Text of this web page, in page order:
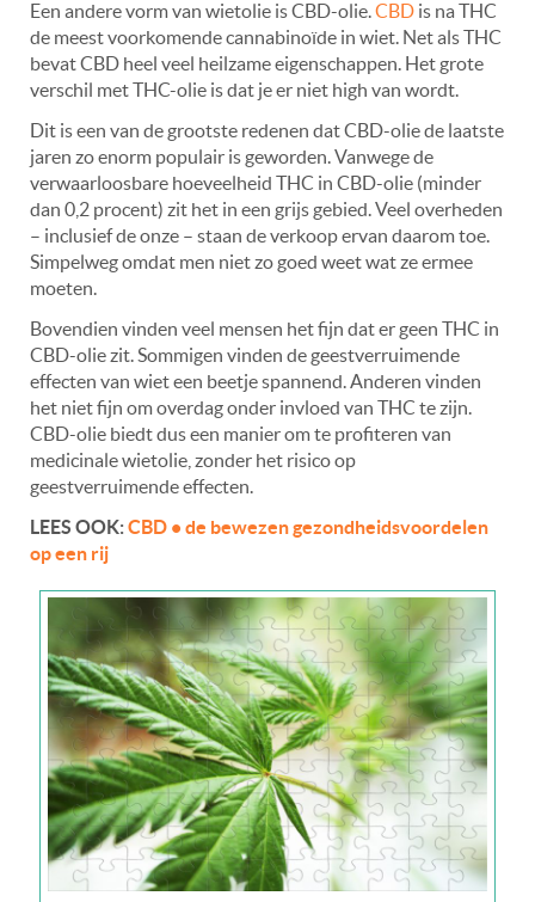
Een andere vorm van wietolie is CBD-olie.CBD is na THC
de meest voorkomende cannabinoïde in wiet. Net als THC
bevat CBD heel veel heilzame eigenschappen. Het grote
verschil met THC-olie is dat je er niet high van wordt.
Dit is een van de grootste redenen dat CBD-olie de laatste
jaren zo enorm populair is geworden. Vanwege de
verwaarloosbare hoeveelheid THC in CBD-olie (minder
dan 0,2 procent) zit het in een grijs gebied. Veel overheden
– inclusief de onze – staan de verkoop ervan daarom toe.
Simpelweg omdat men niet zo goed weet wat ze ermee
moeten.
Bovendien vinden veel mensen het fijn dat er geen THC in
CBD-olie zit. Sommigen vinden de geestverruimende
effecten van wiet een beetje spannend. Anderen vinden
het niet fijn om overdag onder invloed van THC te zijn.
CBD-olie biedt dus een manier om te profiteren van
medicinale wietolie, zonder het risico op
geestverruimende effecten.
LEES OOK:CBD • de bewezen gezondheidsvoordelen
op een rij